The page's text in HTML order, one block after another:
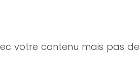
votre contenu mais pas